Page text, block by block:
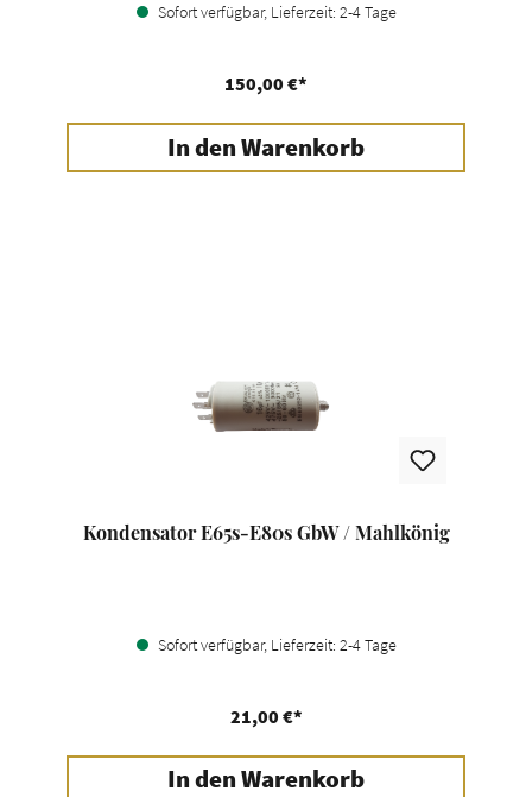
Sofort verfügbar, Lieferzeit: 2-4 Tage
150,00 €*
In den Warenkorb
Kondensator E65s-E80s GbW / Mahlkönig
Sofort verfügbar, Lieferzeit: 2-4 Tage
21,00 €*
In den Warenkorb